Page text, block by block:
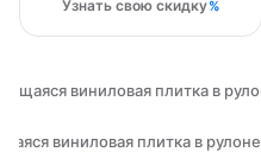
Узнать свою скидку
виниловая плитка в
виниловая плитка в